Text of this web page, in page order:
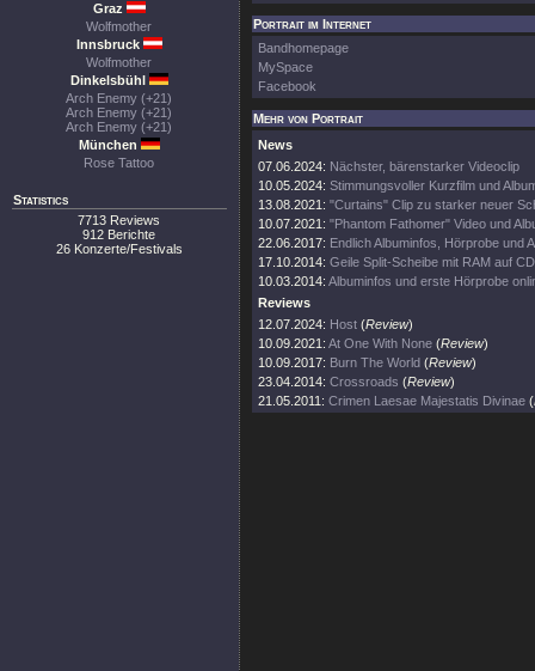
Graz
Wolfmother
Innsbruck
Wolfmother
Dinkelsbühl
Arch Enemy (+21)
Arch Enemy (+21)
Arch Enemy (+21)
München
Rose Tattoo
Statistics
7713 Reviews
912 Berichte
26 Konzerte/Festivals
Portrait im Internet
Bandhomepage
MySpace
Facebook
Mehr von Portrait
News
07.06.2024: Nächster, bärenstarker Videoclip
10.05.2024: Stimmungsvoller Kurzfilm und
13.08.2021: "Curtains" Clip zu starker neuer
10.07.2021: "Phantom Fathomer" Video und
22.06.2017: Endlich Albuminfos, Hörprobe und
17.10.2014: Geile Split-Scheibe mit RAM auf
10.03.2014: Albuminfos und erste Hörprobe
Reviews
12.07.2024: Host (Review)
10.09.2021: At One With None (Review)
10.09.2017: Burn The World (Review)
23.04.2014: Crossroads (Review)
21.05.2011: Crimen Laesae Majestatis Divinae (